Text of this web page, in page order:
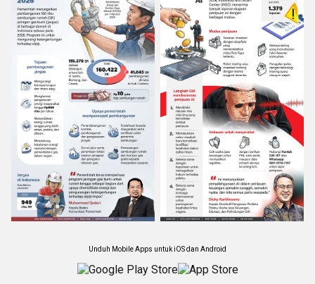
Unduh Mobile Apps untuk iOS dan Android